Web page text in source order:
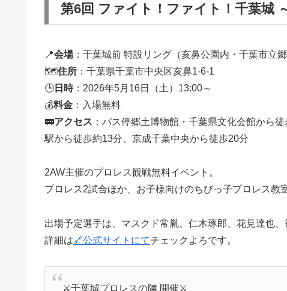
第6回 ファイト！ファイト！千葉城
📍会場：千葉城前 特設リング（亥鼻公園内・千葉市立
🗺️住所 ：千葉県千葉市中央区亥鼻1-6-1
🕒 日時：2026年5月16日（土）13:00～
💰料金 ：入場無料
🚃アクセス ：バス停郷土博物館・千葉県文化会館から
駅から徒歩約13分、京成千葉中央から徒歩20分
2AW主催のプロレス観戦無料イベント。
プロレス2試合ほか、お子様向けのちびっ子プロレス教
出場予定選手は、マスクド常胤、仁木琢郎、花見達也
詳細は🔗公式サイトにてチェックよろです。
⚔️千葉城プロレスの陣 開催⚔️